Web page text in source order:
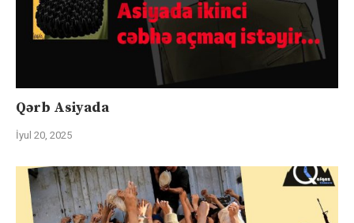
Qərb Asiyada
İyul 20, 2025